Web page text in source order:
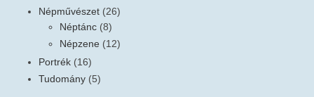
Népművészet (26)
Néptánc (8)
Népzene (12)
Portrék (16)
Tudomány (5)